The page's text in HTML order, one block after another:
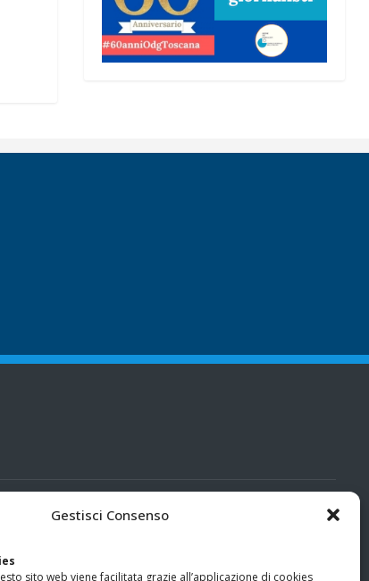
Gestisci Consenso
sito web viene facilitata grazie all’applicazione di cookies